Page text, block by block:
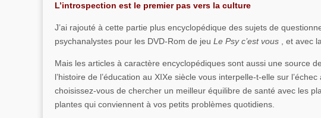
L’introspection est le premier pas vers la culture
J’ai rajouté à cette partie plus encyclopédique des sujets de
psychanalystes pour les DVD-Rom de jeu Le Psy c’est vous , et avec
Mais les articles à caractère encyclopédiques sont aussi une source
l’histoire de l’éducation au XIXe siècle vous interpelle-t-elle sur
choisissez-vous de chercher un meilleur équilibre de santé avec les
plantes qui conviennent à vos petits problèmes quotidiens.